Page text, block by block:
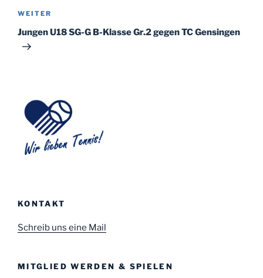
Nächster
Beitrag
WEITER
Jungen U18 SG-G B-Klasse Gr.2 gegen TC Gensingen
KONTAKT
Schreib uns eine Mail
MITGLIED WERDEN & SPIELEN